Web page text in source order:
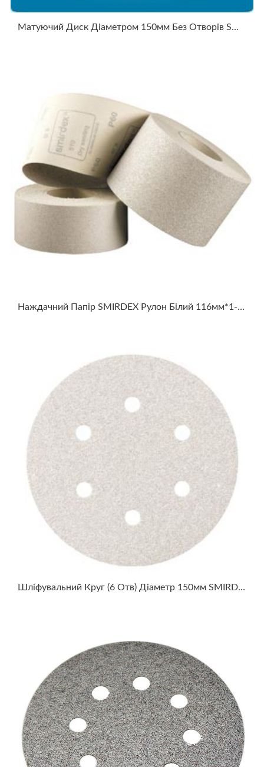
Матуючий Диск Діаметром 150мм Без Отворів SMIRDEX
Наждачний Папір SMIRDEX Рулон Білий 116мм*1-50м WHITE DRY SANTING LINE 510
Шліфувальний Круг (6 Отв) Діаметр 150мм SMIRDEX WHITE DRY SANTING LINE 510